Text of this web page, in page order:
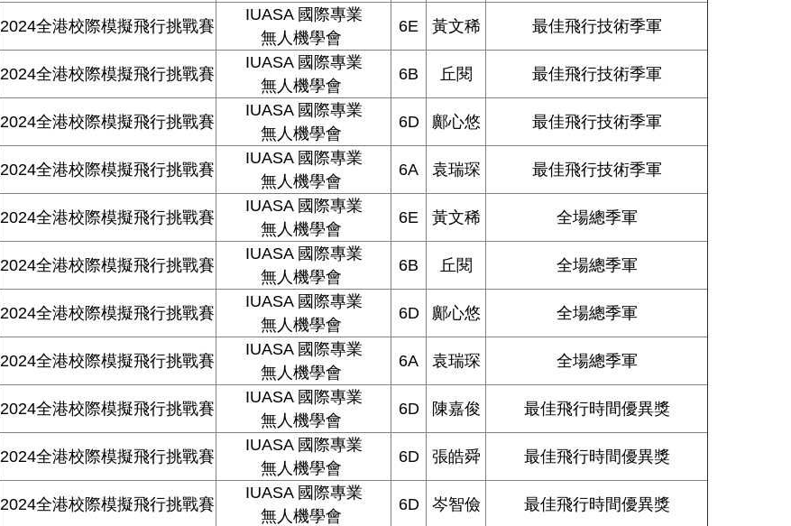
2024全港校際模擬飛行挑戰賽
IUASA 國際專業
無人機學會
6E 黃文稀 最佳飛行技術季軍
2024全港校際模擬飛行挑戰賽
IUASA 國際專業
無人機學會
6B 丘閱 最佳飛行技術季軍
2024全港校際模擬飛行挑戰賽
IUASA 國際專業
無人機學會
6D 鄺心悠 最佳飛行技術季軍
2024全港校際模擬飛行挑戰賽
IUASA 國際專業
無人機學會
6A 袁瑞琛 最佳飛行技術季軍
2024全港校際模擬飛行挑戰賽
IUASA 國際專業
無人機學會
6E 黃文稀 全場總季軍
2024全港校際模擬飛行挑戰賽
IUASA 國際專業
無人機學會
6B 丘閱 全場總季軍
2024全港校際模擬飛行挑戰賽
IUASA 國際專業
無人機學會
6D 鄺心悠 全場總季軍
2024全港校際模擬飛行挑戰賽
IUASA 國際專業
無人機學會
6A 袁瑞琛 全場總季軍
2024全港校際模擬飛行挑戰賽
IUASA 國際專業
無人機學會
6D 陳嘉俊 最佳飛行時間優異獎
2024全港校際模擬飛行挑戰賽
IUASA 國際專業
無人機學會
6D 張皓舜 最佳飛行時間優異獎
2024全港校際模擬飛行挑戰賽
IUASA 國際專業
無人機學會
6D 岑智儉 最佳飛行時間優異獎